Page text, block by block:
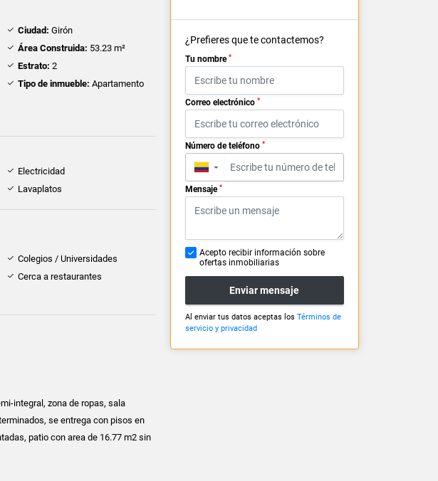
Ciudad: Girón
Área Construida: 53.23 m²
Estrato: 2
Tipo de inmueble: Apartamento
Electricidad
Lavaplatos
Colegios / Universidades
Cerca a restaurantes
integral, zona de ropas, sala
se entrega con pisos en
patio con area de 16.77 m2 sin
¿Prefieres que te contactemos?
Tu nombre *
Correo electrónico *
Número de teléfono *
▼
Mensaje *
Acepto recibir información sobre
ofertas inmobiliarias
Enviar mensaje
Al enviar tus datos aceptas los Términos de
servicio y privacidad